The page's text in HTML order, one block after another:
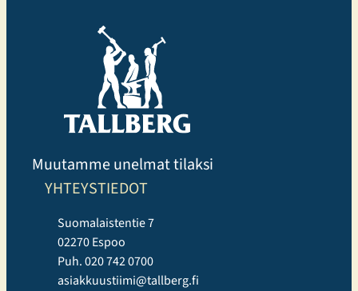
Muutamme unelmat tilaksi
YHTEYSTIEDOT
Suomalaistentie 7
02270 Espoo
Puh. 020 742 0700
asiakkuustiimi@tallberg.fi